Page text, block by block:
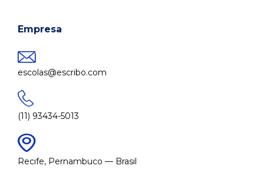
Empresa
escolas@escribo.com
(11) 93434-5013
Recife, Pernambuco — Brasil